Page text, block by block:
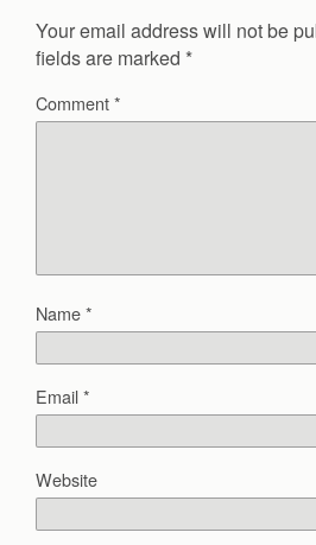
Your email address will not be
fields are marked *
Comment*
Name*
Email*
Website